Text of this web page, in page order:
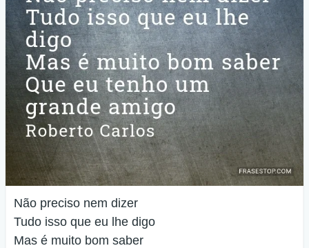
Não preciso nem dizer
Tudo isso que eu lhe digo
Mas é muito bom saber